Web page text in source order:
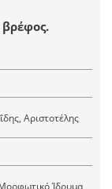
βρέφος.